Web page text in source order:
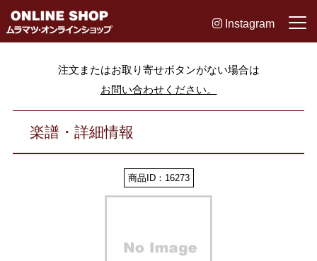
Instagram
注文またはお取り寄せボタンがない場合は
お問い合わせください。
楽譜・詳細情報
商品ID：16273